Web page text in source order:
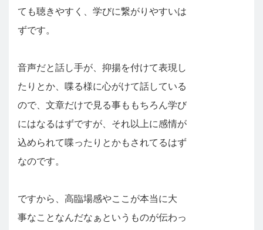
ても聴きやすく、学びに繋がりやすいは
ずです。
音声だと話し手が、抑揚を付けて表現し
たりとか、喋る様に心がけて話している
ので、文章だけで見る事ももちろん学び
にはなるはずですが、それ以上に感情が
込められて喋ったりとかもされてるはず
なのです。
ですから、高臨場感やここが本当に大
事なことなんだなぁというものが伝わっ